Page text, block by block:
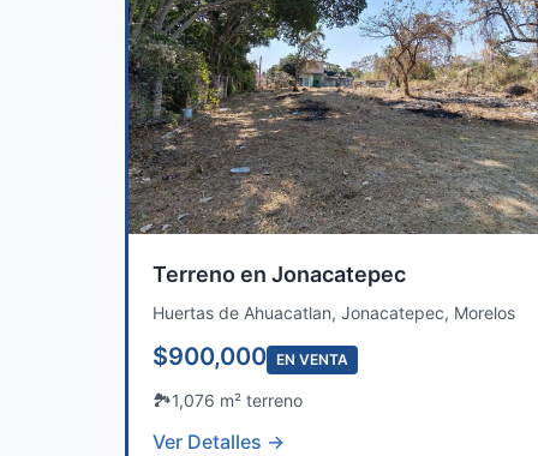
Terreno en Jonacatepec
Huertas de Ahuacatlan, Jonacatepec, Morelos
$900,000 EN VENTA
🏞️1,076 m² terreno
Ver Detalles →